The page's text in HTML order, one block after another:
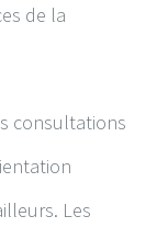
de la
consultations
Les